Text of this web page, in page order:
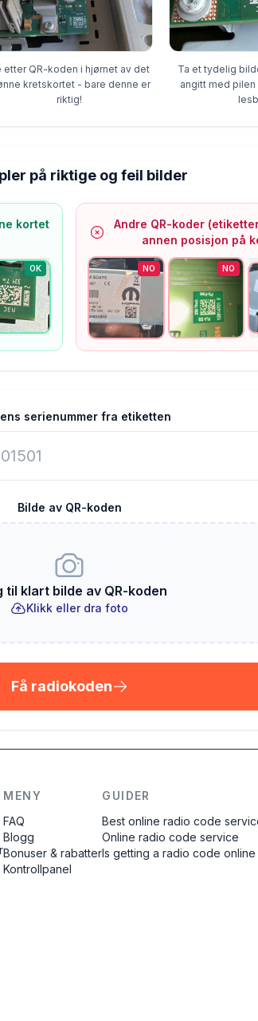
etter QR-koden i hjørnet av det
kretskortet - bare denne er
riktig!
Ta et tydelig
angitt med
på riktige og feil bilder
kortet
OK
Andre QR-koder
annen posisjon på
NO NO
serienummer fra etiketten
Bilde av QR-koden
til klart bilde av QR-koden
Klikk eller dra foto
Få radiokoden
MENY
FAQ
Blogg
Bonuser & rabatter
Kontrollpanel
GUIDER
Best online radio code
Online radio code service
Is getting a radio code online